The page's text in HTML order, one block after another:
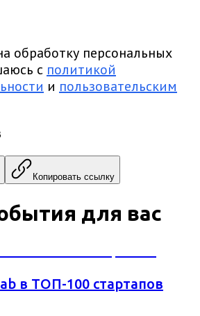
обработку персональных
с политикой
и пользовательским
Копировать ссылку
для вас
в ТОП-100 стартапов